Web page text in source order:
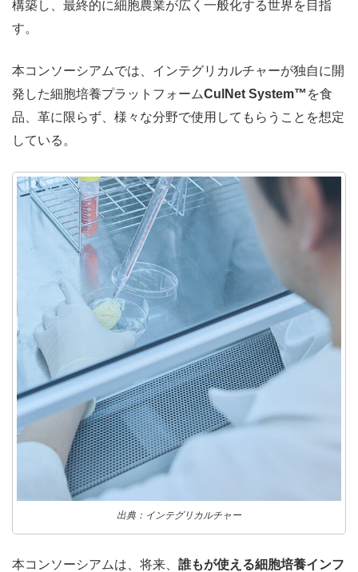
構築し、最終的に細胞農業が広く一般化する世界を目指
す。
本コンソーシアムでは、インテグリカルチャーが独自に開
発した細胞培養プラットフォームCulNet System™ を食
品、革に限らず、様々な分野で使用してもらうことを想定
している。
出典：インテグリカルチャー
本コンソーシアムは、将来、 誰もが使える細胞培養インフ